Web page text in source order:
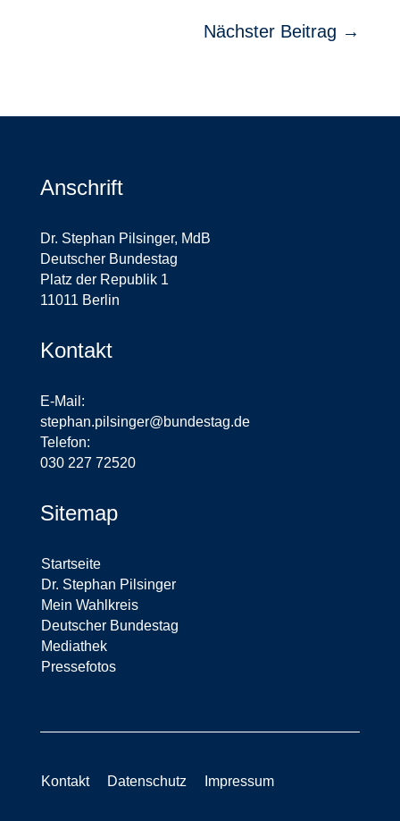
Nächster Beitrag →
Anschrift
Dr. Stephan Pilsinger, MdB
Deutscher Bundestag
Platz der Republik 1
11011 Berlin
Kontakt
E-Mail:
stephan.pilsinger@bundestag.de
Telefon:
030 227 72520
Sitemap
Startseite
Dr. Stephan Pilsinger
Mein Wahlkreis
Deutscher Bundestag
Mediathek
Pressefotos
Kontakt Datenschutz Impressum